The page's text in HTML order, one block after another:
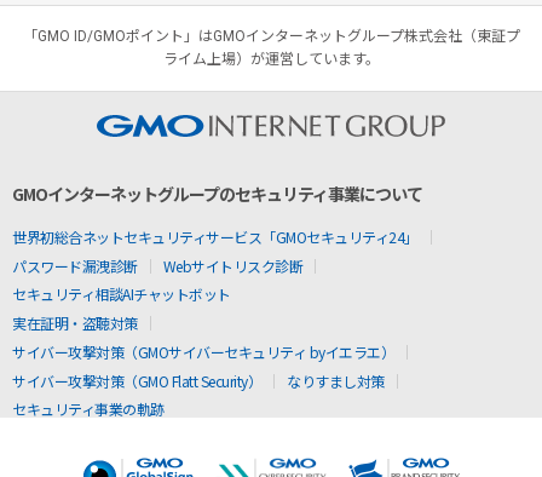
「GMO ID/GMOポイント」はGMOインターネットグループ株式会社（東証プ
ライム上場）が運営しています。
GMOインターネットグループのセキュリティ事業について
世界初総合ネットセキュリティサービス「GMOセキュリティ24」
パスワード漏洩診断
Webサイトリスク診断
セキュリティ相談AIチャットボット
実在証明・盗聴対策
サイバー攻撃対策（GMOサイバーセキュリティ byイエラエ）
サイバー攻撃対策（GMO Flatt Security）
なりすまし対策
セキュリティ事業の軌跡